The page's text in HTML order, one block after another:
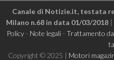
Canale di Notizie.it, testata
Milano n.68 in data 01/03/2018|
Policy- Note legali- Trattamento
Copyright © 2025 | Motori